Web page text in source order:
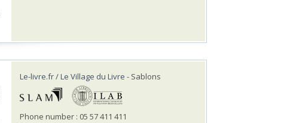
Le-livre.fr / Le Village du Livre - Sablons
Phone number : 05 57 411 411